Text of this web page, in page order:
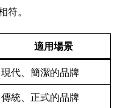
符。
適用場景
現代、簡潔的品牌
傳統、正式的品牌